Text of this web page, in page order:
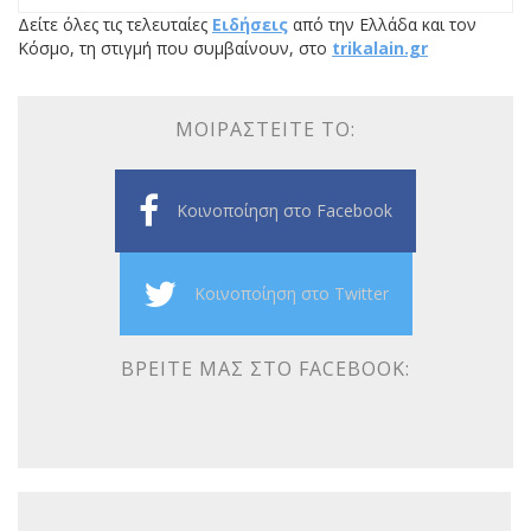
Δείτε όλες τις τελευταίες Ειδήσεις από την Ελλάδα και τον
Κόσμο, τη στιγμή που συμβαίνουν, στο trikalain.gr
ΜΟΙΡΑΣΤΕΊΤΕ ΤΟ:
Κοινοποίηση στο Facebook
Κοινοποίηση στο Twitter
ΒΡΕΊΤΕ ΜΑΣ ΣΤΟ FACEBOOK: